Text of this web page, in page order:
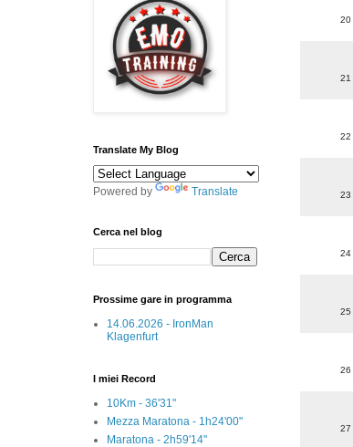
20
21
22
23
24
25
26
27
Translate My Blog
Powered by Translate
Cerca nel blog
Prossime gare in programma
14.06.2026 - IronMan
Klagenfurt
I miei Record
10Km - 36'31"
Mezza Maratona - 1h24'00"
Maratona - 2h59'14"